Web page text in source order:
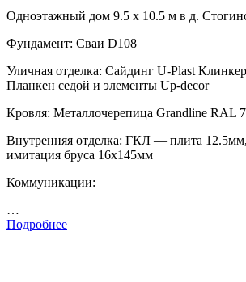
Одноэтажный дом 9.5 х 10.5 м в д.
Фундамент: Сваи D108
Уличная отделка: Сайдинг U-Plast
Планкен седой и элементы Up-decor
Кровля: Металлочерепица Grandline RAL
Внутренняя отделка: ГКЛ — плита
имитация бруса 16х145мм
Коммуникации:
…
Подробнее